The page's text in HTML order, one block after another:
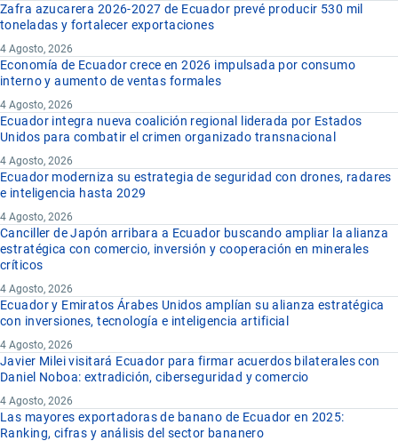
Zafra azucarera 2026-2027 de Ecuador prevé producir 530 mil
toneladas y fortalecer exportaciones
4 Agosto, 2026
Economía de Ecuador crece en 2026 impulsada por consumo
interno y aumento de ventas formales
4 Agosto, 2026
Ecuador integra nueva coalición regional liderada por Estados
Unidos para combatir el crimen organizado transnacional
4 Agosto, 2026
Ecuador moderniza su estrategia de seguridad con drones, radares
e inteligencia hasta 2029
4 Agosto, 2026
Canciller de Japón arribara a Ecuador buscando ampliar la alianza
estratégica con comercio, inversión y cooperación en minerales
críticos
4 Agosto, 2026
Ecuador y Emiratos Árabes Unidos amplían su alianza estratégica
con inversiones, tecnología e inteligencia artificial
4 Agosto, 2026
Javier Milei visitará Ecuador para firmar acuerdos bilaterales con
Daniel Noboa: extradición, ciberseguridad y comercio
4 Agosto, 2026
Las mayores exportadoras de banano de Ecuador en 2025:
Ranking, cifras y análisis del sector bananero